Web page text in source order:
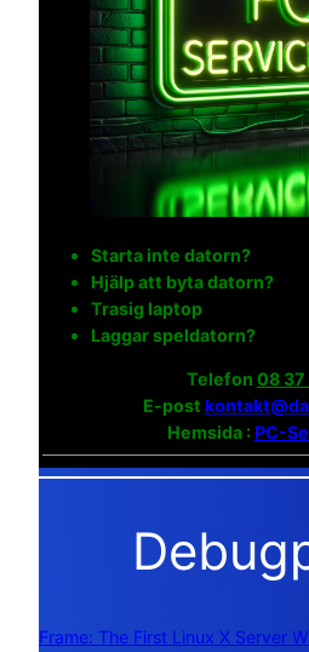
Starta inte datorn?
Hjälp att byta datorn?
Trasig laptop
Laggar speldatorn?
Telefon 08 37
E-post
Hemsida :PC-
Frame: The First Linux X Server